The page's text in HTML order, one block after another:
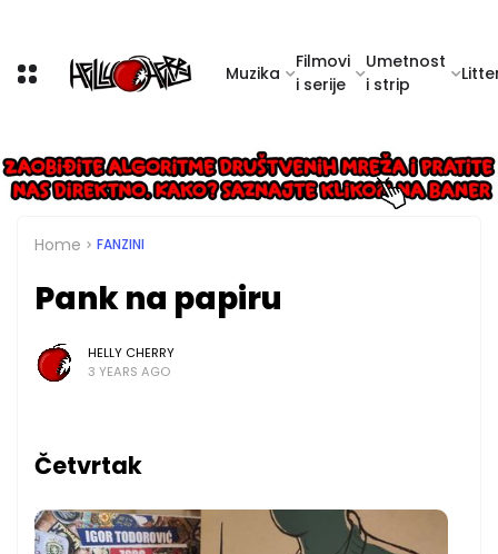
Muzika
Filmovi
i serije
Umetnost
i strip
Home FANZINI
Pank na papiru
HELLY CHERRY
3 YEARS AGO
Četvrtak